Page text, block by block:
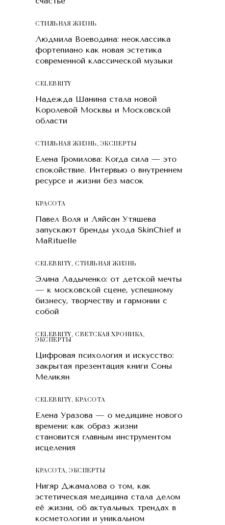
СТИЛЬНАЯ ЖИЗНЬ
Людмила Воеводина: неоклассика
фортепиано как новая эстетика
современной классической музыки
CELEBRITY
Надежда Шанина стала новой
Королевой Москвы и Московской
области
СТИЛЬНАЯ ЖИЗНЬ, ЭКСПЕРТЫ
Елена Громилова: Когда сила — это
спокойствие. Интервью о внутреннем
ресурсе и жизни без масок
КРАСОТA
Павел Воля и Ляйсан Утяшева
запускают бренды ухода SkinChief и
MaRituelle
CELEBRITY,СТИЛЬНАЯ ЖИЗНЬ
Элина Ладыченко: от детской мечты
— к московской сцене, успешному
бизнесу, творчеству и гармонии с
собой
CELEBRITY,СВЕТСКАЯ ХРОНИКА,
ЭКСПЕРТЫ
Цифровая психология и искусство:
закрытая презентация книги Соны
Меликян
CELEBRITY, КРАСОТA
Елена Уразова — о медицине нового
времени: как образ жизни
становится главным инструментом
исцеления
КРАСОТA, ЭКСПЕРТЫ
Нигяр Джамалова о том, как
эстетическая медицина стала делом
её жизни, об актуальных трендах в
косметологии и уникальном